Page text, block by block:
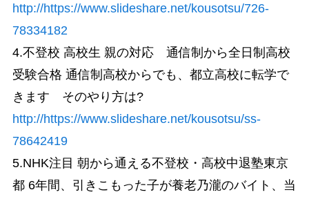
http://https://www.slideshare.net/kousotsu/726-
78334182
4.不登校 高校生 親の対応 通信制から全日制高校
受験合格 通信制高校からでも、都立高校に転学で
きます そのやり方は?
http://https://www.slideshare.net/kousotsu/ss-
78642419
5.NHK注目 朝から通える不登校・高校中退塾東京
都 6年間、引きこもった子が養老乃瀧のバイト、当